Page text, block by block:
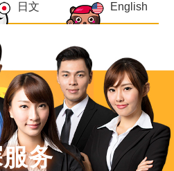
日文 English
务